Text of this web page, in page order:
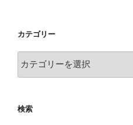
カテゴリー
ー
検索